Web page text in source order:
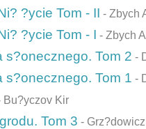
?ycie Tom - II - Zbych
?ycie Tom - I - Zbych
s?onecznego. Tom 2 -
s?onecznego. Tom 1 -
Bu?yczov Kir
Tom 3 -